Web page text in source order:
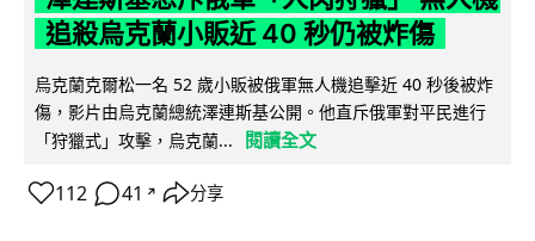
追殺烏克蘭小販近 40 秒仍被炸傷
烏克蘭克爾松一名 52 歲小販被俄軍無人機追擊近 40 秒後被炸
傷，影片由烏克蘭總統澤連斯基公開。他直斥俄軍對平民進行
「狩獵式」攻擊，烏克蘭...
閱讀全文
112 41 ↗ 分享